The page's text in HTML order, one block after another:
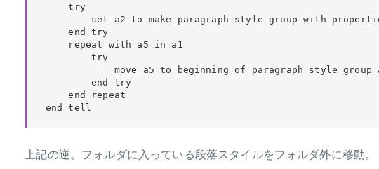
    try
set a2 to make paragraph style group with
    end try
    repeat with a5 in a1
        try
move a5 to beginning of paragraph style group
        end try
    end repeat
end tell
上記の逆。フォルダに入っている段落スタイルをフォルダ外に移動。